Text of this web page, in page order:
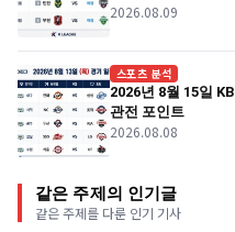
2026.08.09
스포츠 분석
2026년 8월 15일
관전 포인트
2026.08.08
같은 주제의 인기글
같은 주제를 다룬 인기 기사